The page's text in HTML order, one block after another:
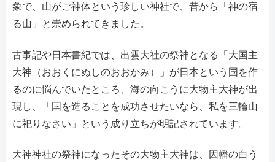
象で、山がご神体という珍しい神社で、昔から「神の宿
る山」と崇められてきました。
古事記や日本書紀では、出雲大社の祭神となる「大国主
大神（おおくにぬしのおおかみ）」が日本という国を作
るのに悩んでいたところ、海の向こうに大物主大神が出
現し、「国を造ることを成功させたいなら、私を三輪山
に祀りなさい」という成り立ちが明記されています。
大神神社の祭神になったその大物主大神は、因幡の白う